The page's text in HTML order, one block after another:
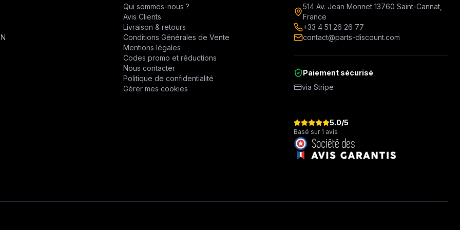
CHABAS
D.P.P.M.
DESVOYS
DEUTZ
Qui sommes-nous ?
Avis Clients
Livraison & retours
Conditions Générales de Vente
Mentions légales
Codes promo et réductions
Nous contacter
Politique de confidentialité
Gérer mes cookies
514 Av. Jean Monnet 13760 Saint-Cannat,
France
+33 4 51 26 26 77
contact@parts-discount.com
Paiement sécurisé
via Stripe
5.0/5
Basé sur 1 avis